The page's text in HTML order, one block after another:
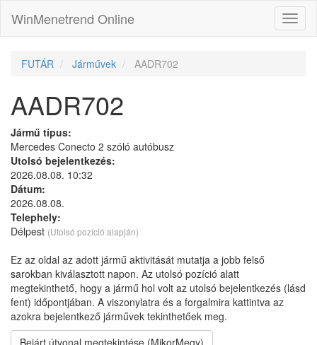
WinMenetrend Online
FUTÁR Járművek AADR702
AADR702
Jármű típus:
Mercedes Conecto 2 szóló autóbusz
Utolsó bejelentkezés:
2026.08.08. 10:32
Dátum:
2026.08.08.
Telephely:
Délpest (Utolsó pozíció alapján)
Ez az oldal az adott jármű aktivitását mutatja a jobb felső
sarokban kiválasztott napon. Az utolsó pozíció alatt
megtekinthető, hogy a jármű hol volt az utolsó bejelentkezés (lásd
fent) időpontjában. A viszonylatra és a forgalmira kattintva az
azokra bejelentkező járművek tekinthetőek meg.
Bejárt útvonal megtekintése (MikorMegy)